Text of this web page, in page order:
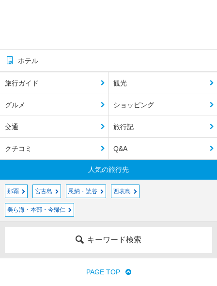
ホテル
旅行ガイド 観光
グルメ ショッピング
交通 旅行記
クチコミ Q&A
人気の旅行先
那覇 宮古島 恩納・読谷 西表島
美ら海・本部・今帰仁
キーワード検索
PAGE TOP